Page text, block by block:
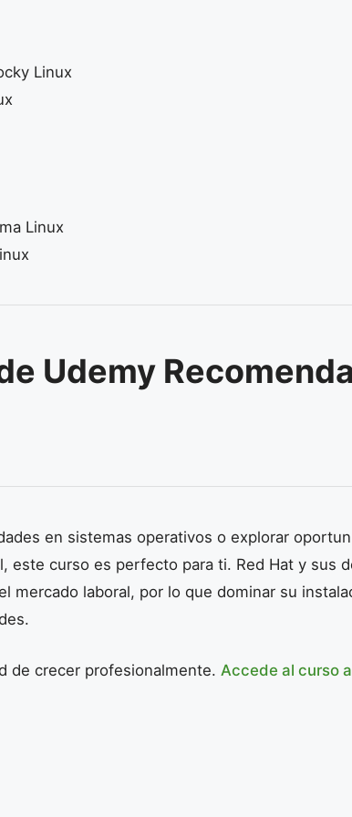
Linux
Linux
Udemy
en sistemas operativos o explorar
este curso es perfecto para ti. Red Hat y sus
mercado laboral, por lo que dominar su
de crecer profesionalmente. Accede al curso